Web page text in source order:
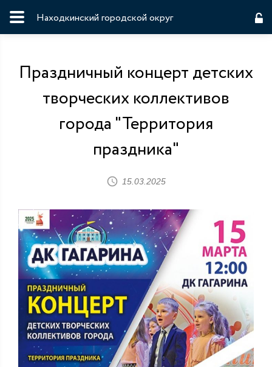
Находкинский городской округ
Праздничный концерт детских
творческих коллективов
города "Территория
праздника"
15.03.2025